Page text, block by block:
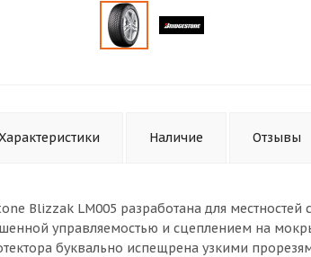
Наличие Отзывы
Blizzak LM005 разработана для
управляемостью и сцеплением на
буквально испещрена узкими